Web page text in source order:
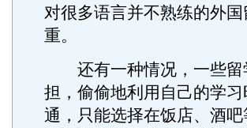
对很多语言并不熟练的外
重。
还有一种情况，一些留
担，偷偷地利用自己的学
通，只能选择在饭店、酒